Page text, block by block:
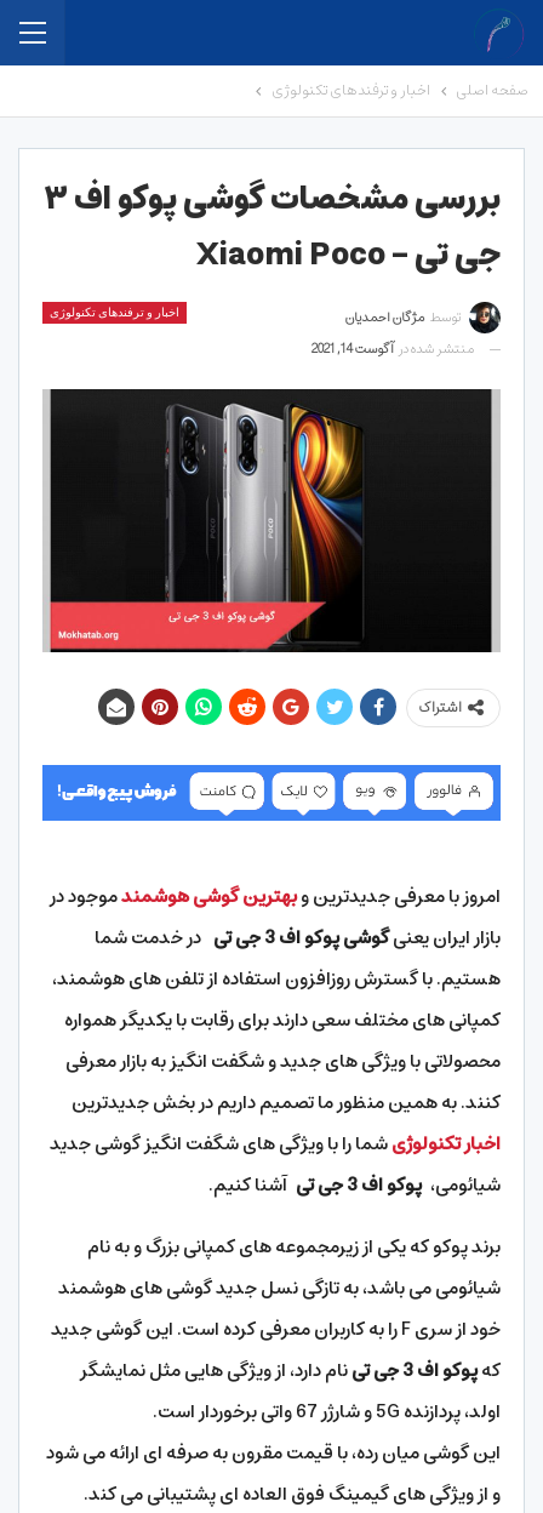
صفحه اصلی اخبار و ترفندهای تکنولوژی
بررسی مشخصات گوشی پوکو اف ۳
جی تی – Xiaomi Poco
اخبار و ترفندهای تکنولوژی توسط مژگان احمدیان
منتشر شده در آگوست 14, 2021
اشتراک
امروز با معرفی جدیدترین وبهترین گوشی هوشمندموجود در
بازار ایران یعنیگوشی پوکو اف 3 جی تی
در خدمت شما
هستیم. با گسترش روزافزون استفاده از تلفن های هوشمند،
کمپانی های مختلف سعی دارند برای رقابت با یکدیگر همواره
محصولاتی با ویژگی های جدید و شگفت انگیز به بازار معرفی
کنند.به همین منظور ما تصمیم داریم در بخش جدیدترین
اخبار تکنولوژیشما را با ویژگی های شگفت انگیز گوشی جدید
شیائومی، پوکو اف 3 جی تی
آشنا کنیم.
برند پوکو که یکی از زیرمجموعه های کمپانی بزرگ و به نام
شیائومی می باشد، به تازگی نسل جدید گوشی های هوشمند
خود از سری F را به کاربران معرفی کرده است. این گوشی جدید
کهپوکو اف 3 جی تی
نام دارد، از ویژگی هایی مثل نمایشگر
اولد، پردازنده 5G و شارژر 67 واتی برخوردار است.
این گوشی میان رده، با قیمت مقرون به صرفه ای ارائه می شود
و از ویژگی های گیمینگ فوق العاده ای پشتیبانی می کند.